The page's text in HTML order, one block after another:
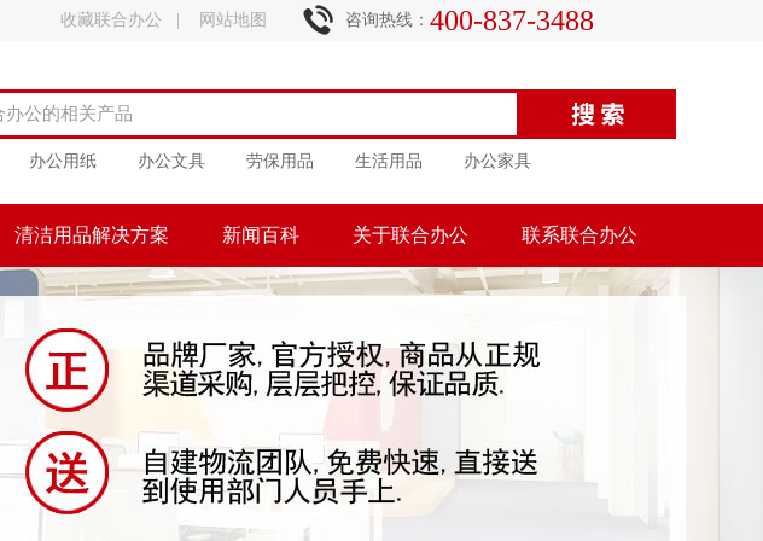
收藏联合办公 网站地图 咨询热线： 400-837-3488
办公用纸 办公文具 劳保用品 生活用品 办公家具
清洁用品解决方案 新闻百科 关于联合办公 联系联合办公